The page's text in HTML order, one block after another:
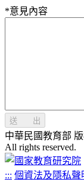
*意見內容
送 出
中華民國教育部
All rights reserved.
::: 個資法及隱私聲